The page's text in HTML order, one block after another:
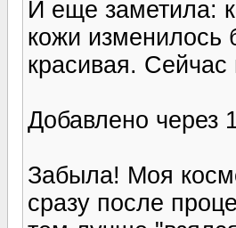
И еще заметила:
кожи изменилось
красивая.
Добавлено через
Забыла! Моя
сразу после